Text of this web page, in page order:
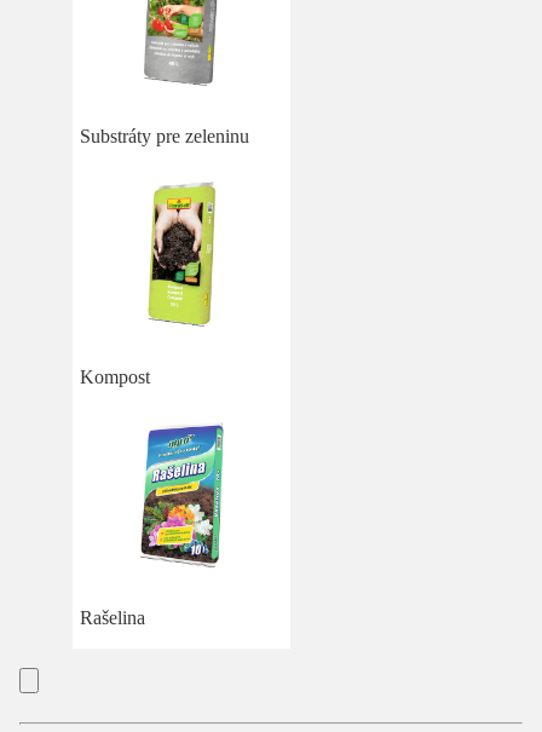
Substráty pre zeleninu
Kompost
Rašelina